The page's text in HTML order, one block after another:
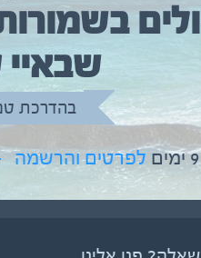
שבאיי
בהדרכת
לפרטים והרשמה